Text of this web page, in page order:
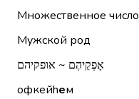
Множественное число
Мужской род
אָפְקֵיהֶם ~ אופקיהם
офкейhем